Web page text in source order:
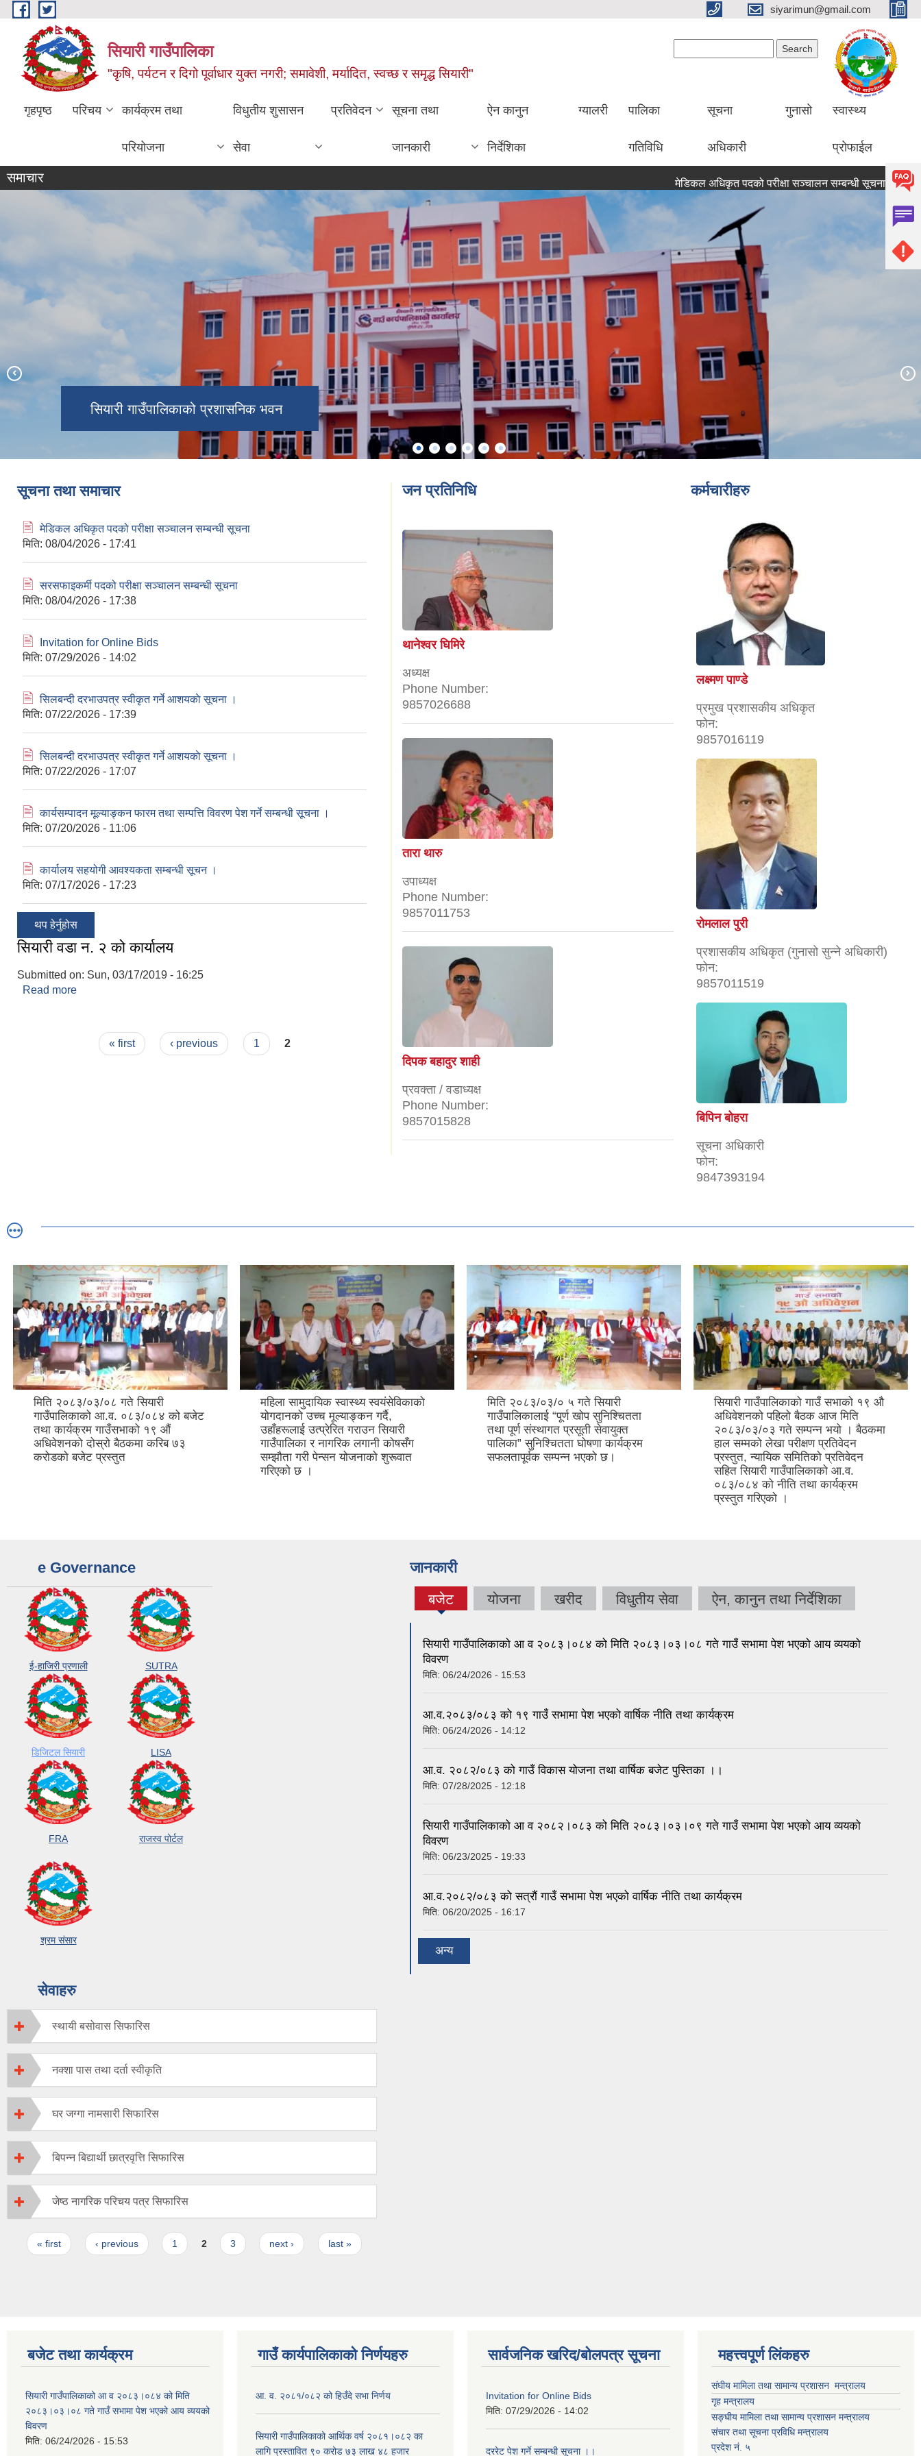
Skip to main content siyarimun@gmail.com
सियारी गाउँपालिका
"कृषि, पर्यटन र दिगो पूर्वाधार युक्त नगरी; समावेशी, मर्यादित, स्वच्छ र समृद्ध सियारी"
गृहपृष्ठ परिचय कार्यक्रम तथा
परियोजना
विधुतीय शुसासन
सेवा
प्रतिवेदन सूचना तथा
जानकारी
ऐन कानुन
निर्देशिका
ग्यालरी पालिका
गतिविधि
सूचना
अधिकारी
गुनासो स्वास्थ्य
प्रोफाईल
समाचार मेडिकल अधिकृत पदको परीक्षा सञ्चालन सम्बन्धी सूचना
सियारी गाउँपालिकाको प्रशासनिक भवन
नव निर्वाचित जनप्रतिनिधि ज्यूहरुलाई सपथ
ग्रहण गराउदै गाउँपालिका अध्यक्ष थानेश्वर
घिमिरे ज्यू
सियारी गाउँपालिका गाउँ वलकका जग्गा
धनीलाई जग्गा धनी पुर्जा वितरण गर्नु हुदै
अध्यक्ष, उपाध्यक्ष, प्रमुख प्रशासकीय अधिकृत
र नापी प्रमुख ज्युहरु ।
आ.व. २०८०/८१ को वाषिक नीति तथा
कार्यक्रमको झलक
सारस
सारस अण्डा
सूचना तथा समाचार
🖹 मेडिकल अधिकृत पदको परीक्षा सञ्चालन सम्बन्धी सूचना
मिति: 08/04/2026 - 17:41
🖹 सरसफाइकर्मी पदको परीक्षा सञ्चालन सम्बन्धी सूचना
मिति: 08/04/2026 - 17:38
🖹
Invitation for Online Bids
मिति: 07/29/2026 - 14:02
🖹 सिलबन्दी दरभाउपत्र स्वीकृत गर्ने आशयकाे सूचना ।
मिति: 07/22/2026 - 17:39
🖹 सिलबन्दी दरभाउपत्र स्वीकृत गर्ने आशयकाे सूचना ।
मिति: 07/22/2026 - 17:07
🖹 कार्यसम्पादन मूल्याङ्कन फारम तथा सम्पत्ति विवरण पेश गर्ने सम्बन्धी सूचना ।
मिति: 07/20/2026 - 11:06
🖹 कार्यालय सहयोगी आवश्यकता सम्बन्धी सूचन ।
मिति: 07/17/2026 - 17:23
थप हेर्नुहोस
सियारी वडा न. २ को कार्यालय
Submitted on: Sun, 03/17/2019 - 16:25
Read more
« first ‹ previous 1 2
जन प्रतिनिधि
थानेश्वर घिमिरे
अध्यक्ष
Phone Number:
9857026688
तारा थारु
उपाध्यक्ष
Phone Number:
9857011753
दिपक बहादुर शाही
प्रवक्ता / वडाध्यक्ष
Phone Number:
9857015828
कर्मचारीहरु
लक्ष्मण पाण्डे
प्रमुख प्रशासकीय अधिकृत
फोन:
9857016119
रोमलाल पुरी
प्रशासकीय अधिकृत (गुनासो सुन्ने अधिकारी)
फोन:
9857011519
बिपिन बोहरा
सूचना अधिकारी
फोन:
9847393194
मिति २०८३/०३/०८ गते सियारी
गाउँपालिकाको आ.व. ०८३/०८४ को बजेट
तथा कार्यक्रम गाउँसभाको १९ औं
अधिवेशनको दोस्रो बैठकमा करिब ७३
करोडको बजेट प्रस्तुत
महिला सामुदायिक स्वास्थ्य स्वयंसेविकाको
योगदानको उच्च मूल्याङ्कन गर्दै,
उहाँहरूलाई उत्प्रेरित गराउन सियारी
गाउँपालिका र नागरिक लगानी कोषसँग
सम्झौता गरी पेन्सन योजनाको शुरूवात
गरिएको छ ।
मिति २०८३/०३/० ५ गते सियारी
गाउँपालिकालाई “पूर्ण खोप सुनिश्चितता
तथा पूर्ण संस्थागत प्रसूती सेवायुक्त
पालिका” सुनिश्चितता घोषणा कार्यक्रम
सफलतापूर्वक सम्पन्न भएको छ।
सियारी गाउँपालिकाको गाउँ सभाको १९ औ
अधिवेशनको पहिलो बैठक आज मिति
२०८३/०३/०३ गते सम्पन्न भयो । बैठकमा
हाल सम्मको लेखा परीक्षण प्रतिवेदन
प्रस्तुत, न्यायिक समितिको प्रतिवेदन
सहित सियारी गाउँपालिकाको आ.व.
०८३/०८४ को नीति तथा कार्यक्रम
प्रस्तुत गरिएको ।
e Governance
ई-हाजिरी प्रणाली SUTRA
डिजिटल सियारी LISA
FRA राजस्व पोर्टल
श्रम संसार
सेवाहरु
स्थायी बसोवास सिफारिस
नक्शा पास तथा दर्ता स्वीकृति
घर जग्गा नामसारी सिफारिस
बिपन्न बिद्यार्थी छात्रवृत्ति सिफारिस
जेष्ठ नागरिक परिचय पत्र सिफारिस
Pages
« first ‹ previous 1 2 3 next › last »
जानकारी
बजेट
(active
योजना खरीद विधुतीय सेवा ऐन, कानुन तथा निर्देशिका
सियारी गाउँपालिकाको आ व २०८३।०८४ को मिति २०८३।०३।०८ गते गाउँ सभामा पेश भएको आय व्ययको
विवरण
मिति: 06/24/2026 - 15:53
आ.व.२०८३/०८३ को १९ गाउँ सभामा पेश भएको वार्षिक नीति तथा कार्यक्रम
मिति: 06/24/2026 - 14:12
आ.व. २०८२/०८३ को गाउँ विकास योजना तथा वार्षिक बजेट पुस्तिका ।।
मिति: 07/28/2025 - 12:18
सियारी गाउँपालिकाको आ व २०८२।०८३ को मिति २०८३।०३।०९ गते गाउँ सभामा पेश भएको आय व्ययको
विवरण
मिति: 06/23/2025 - 19:33
आ.व.२०८२/०८३ को सत्रौं गाउँ सभामा पेश भएको वार्षिक नीति तथा कार्यक्रम
मिति: 06/20/2025 - 16:17
अन्य
बजेट तथा कार्यक्रम
सियारी गाउँपालिकाको आ व २०८३।०८४ को मिति
२०८३।०३।०८ गते गाउँ सभामा पेश भएको आय व्ययको
विवरण
मिति: 06/24/2026 - 15:53
गाउँ कार्यपालिकाको निर्णयहरु
आ. व. २०८१/०८२ को हिउँदे सभा निर्णय
सियारी गाउँपालिकाको आर्थिक वर्ष २०८१।०८२ का
लागि प्रस्तावित ९० करोड ७३ लाख ४८ हजार
सार्वजनिक खरिद/बोलपत्र सूचना
Invitation for Online Bids
मिति: 07/29/2026 - 14:02
दररेट पेश गर्ने सम्बन्धी सूचना ।।
महत्त्वपूर्ण लिंकहरु
संघीय मामिला तथा सामान्य प्रशासन मन्त्रालय
गृह मन्त्रालय
सङ्घीय मामिला तथा सामान्य प्रशासन मन्त्रालय
संचार तथा सूचना प्रविधि मन्त्रालय
प्रदेश नं. ५